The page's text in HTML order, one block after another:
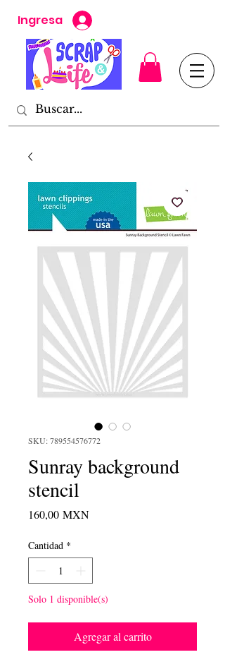
Ingresa
SKU: 789554576772
Sunray background
stencil
160,00 MXNPrecio
Cantidad *
Solo 1 disponible(s)
Agregar al carrito